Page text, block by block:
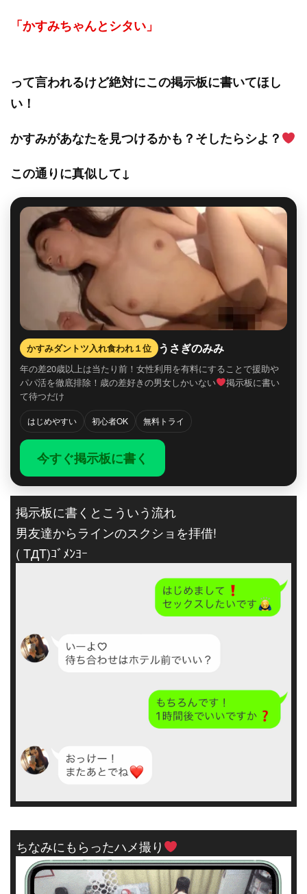
「かすみちゃんとシタい」
って言われるけど絶対にこの掲示板に書いてほし
い！
かすみがあなたを見つけるかも？そしたらシよ？
この通りに真似して↓
かすみダントツ入れ食われ１位 うさぎのみみ
年の差20歳以上は当たり前！女性利用を有料にすることで援助や
パパ活を徹底排除！歳の差好きの男女しかいない
掲示板に書い
て待つだけ
はじめやすい 初心者OK 無料トライ
今すぐ掲示板に書く
掲示板に書くとこういう流れ
男友達からラインのスクショを拝借!
( TДT)ｺﾞﾒﾝﾖｰ
ちなみにもらったハメ撮り